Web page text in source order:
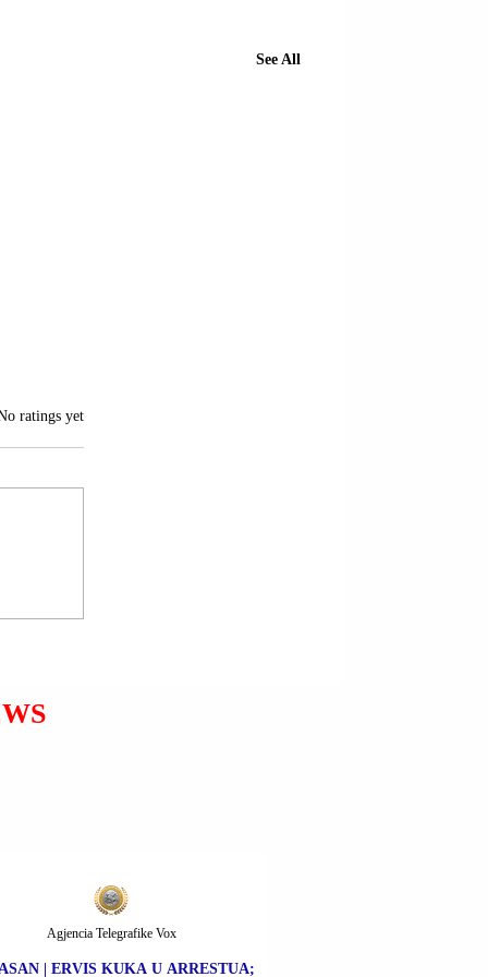
See All
5 stars.
ratings yet
| ERVIS KUKA U ARRESTUA;
Agjencia Telegrafike Vox